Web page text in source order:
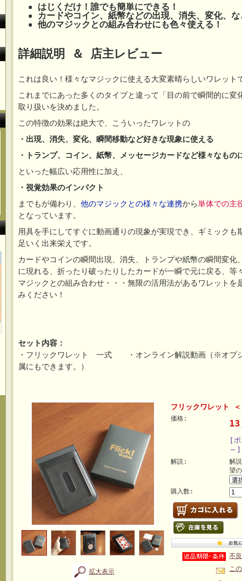
はじくだけ！誰でも簡単にできる！
カードやコイン、紙幣などの出現、消失、変化、
他のマジックとの組み合わせにも色々使える！
詳細説明 ＆ 店主レビュー
これは良い！様々なマジックに使える大変素晴らしいワレット
これまでにあった多くのタイプと違って「目の前で瞬間的に変
取り扱いを決めました。
この特徴の効果は絶大で、こういったワレットの
・出現、消失、変化、瞬間移動など好きな現象に使える
・トランプ、コイン、紙幣、メッセージカードなど様々なもの
といった幅広い応用性に加え、
・視覚効果のインパクト
までもが備わり、 他のマジックとの様々な連携から単体での主
となっています。
用具を手にしてすぐに動画通りの現象が実現でき、ギミックも
足いく出来栄えです。
カードやコインの瞬間出現、消失、トランプや紙幣の瞬間変化
に現れる、折ったり破ったりしたカードが一瞬で元に戻る、等
マジックとの組み合わせ・・・無限の活用法があるワレットを
みください！
セット内容：
・フリックワレット 一式 ・オンライン解説動画（※オプシ
属にもできます。）
拡大表示
フリックワレット
価格:
[ポ
～]
解説:
解
望
購入数:
不
こ